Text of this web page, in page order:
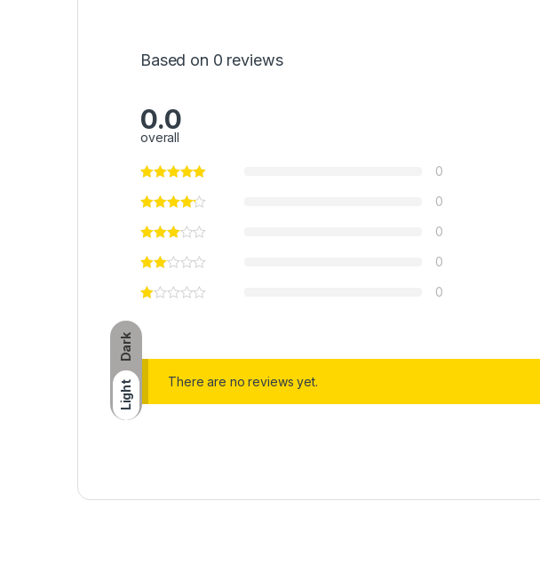
Dark
Light
Based on 0 reviews
0.0
overall
0
0
0
0
0
There are no reviews yet.